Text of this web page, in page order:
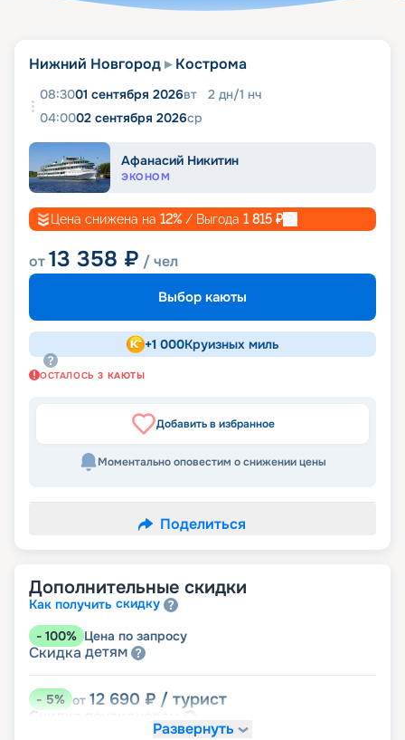
Нижний Новгород Кострома
08:3001 сентября 2026вт 2 дн/1 нч
04:0002 сентября 2026ср
Афанасий Никитин
ЭКОНОМ
Цена снижена на 12% / Выгода 1 815 ₽
от13 358 ₽ / чел
Выбор каюты
+1 000Круизных миль
ОСТАЛОСЬ 3 КАЮТЫ
Добавить в избранное
Моментально оповестим о снижении цены
Поделиться
Дополнительные скидки
Как получить скидку
- 100% Цена по запросу
Скидка детям
-5% от 12 690 ₽ / турист
Скидка
Развернуть